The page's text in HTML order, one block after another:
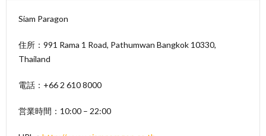
Siam Paragon
住所：991 Rama 1 Road, Pathumwan Bangkok 10330,
Thailand
電話：+66 2 610 8000
営業時間：10:00 – 22:00